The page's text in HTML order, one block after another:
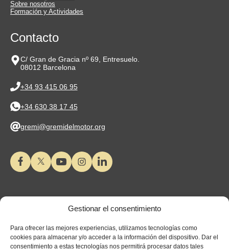
Gestionar el consentimiento
Para ofrecer las mejores experiencias, utilizamos tecnologías como
cookies para almacenar y/o acceder a la información del dispositivo. Dar el
consentimiento a estas tecnologías nos permitirá procesar datos tales
Sobre nosotros
Formación y Actividades
Contacto
C/ Gran de Gracia nº 69, Entresuelo.
08012 Barcelona
+34 93 415 06 95
+34 630 38 17 45
gremi@gremidelmotor.org